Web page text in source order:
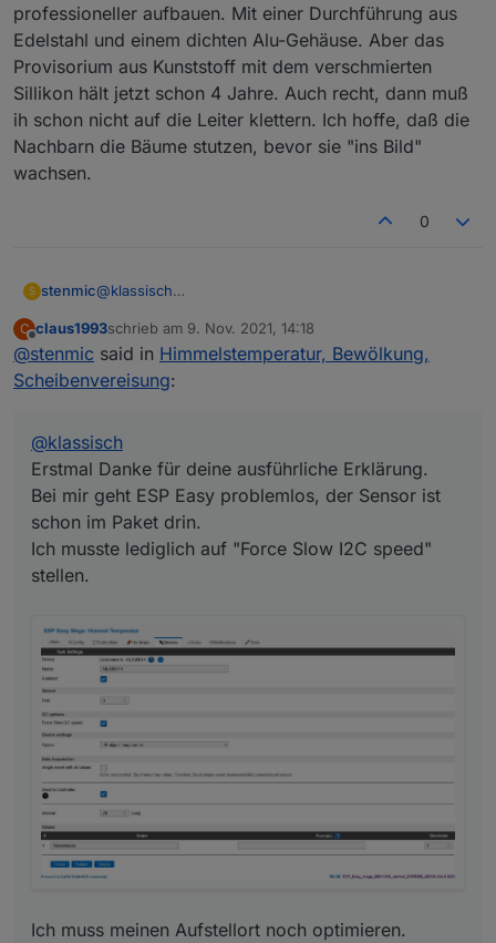
professioneller aufbauen. Mit einer Durchführung aus
Edelstahl und einem dichten Alu-Gehäuse. Aber das
Provisorium aus Kunststoff mit dem verschmierten
Sillikon hält jetzt schon 4 Jahre. Auch recht, dann muß
ih schon nicht auf die Leiter klettern. Ich hoffe, daß die
Nachbarn die Bäume stutzen, bevor sie "ins Bild"
wachsen.
0
S stenmic@klassisch
Bei mir geht ESP Easy problemlos, der Sensor ist
schon im Paket drin.
Ich musste lediglich auf "Force Slow I2C speed"
doch leider verfälscht dann das Regenwasser
(welches auf dem Sensor verbleibt) die Temperatur.
Ich werde ihn jetzt doch leicht schräg anbringen,
C
Offline
claus1993schrieb am 9. Nov. 2021, 14:18
zuletzt editiert von
@stenmic said in Himmelstemperatur, Bewölkung,
Scheibenvereisung:
@klassisch
Erstmal Danke für deine ausführliche Erklärung.
Bei mir geht ESP Easy problemlos, der Sensor ist
schon im Paket drin.
Ich musste lediglich auf "Force Slow I2C speed"
stellen.
Ich muss meinen Aufstellort noch optimieren.